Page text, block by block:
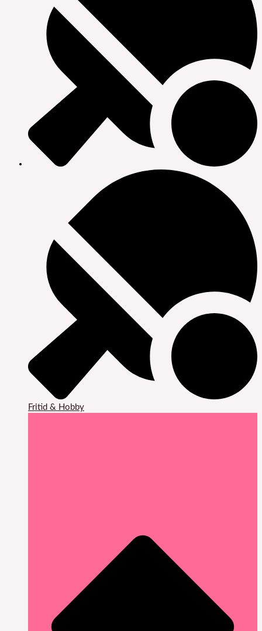
Fritid & Hobby